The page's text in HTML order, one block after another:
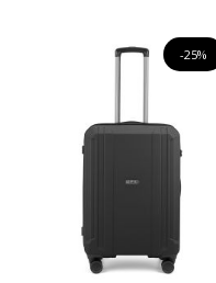
-25%